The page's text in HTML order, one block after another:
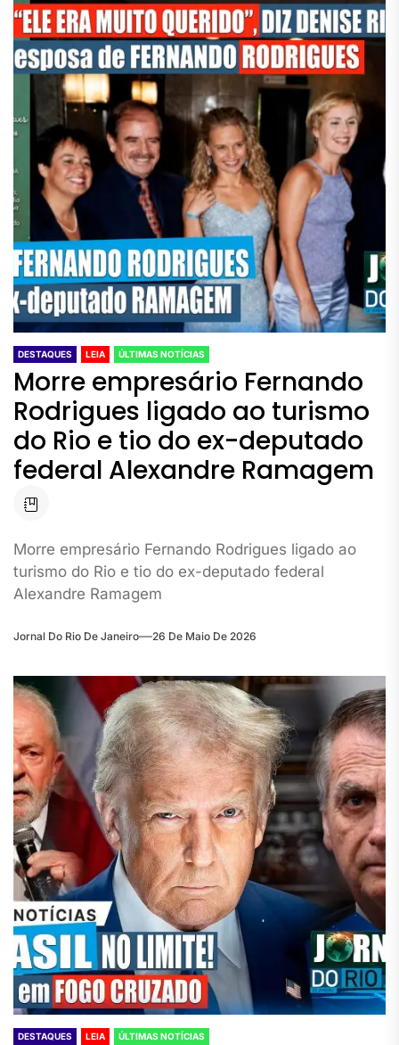
DESTAQUES LEIA ÚLTIMAS NOTÍCIAS
Morre empresário Fernando
Rodrigues ligado ao turismo
do Rio e tio do ex-deputado
federal Alexandre Ramagem
Morre empresário Fernando Rodrigues ligado ao
turismo do Rio e tio do ex-deputado federal
Alexandre Ramagem
Jornal Do Rio De Janeiro 26 De Maio De 2026
DESTAQUES LEIA ÚLTIMAS NOTÍCIAS